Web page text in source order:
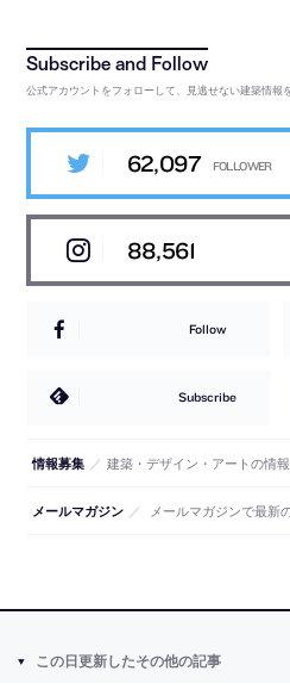
公式アカウントをフォローして、見逃せない建築情報
62,097
88,561
Follow
Subscribe
情報募集 ／ 建築・デザイン・アートの情
メールマガジン ／ メールマガジンで最新
この日更新したその他の記事